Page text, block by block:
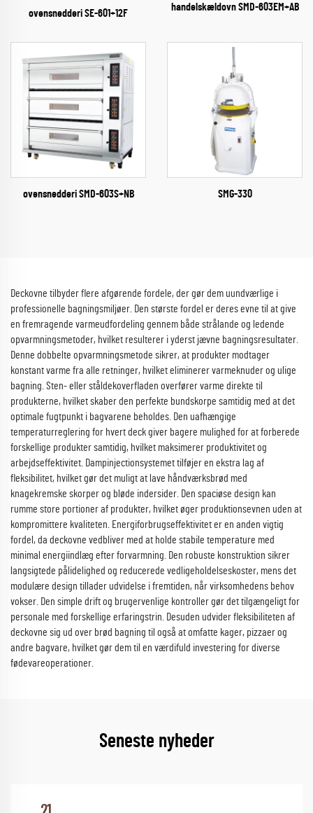
ovensnedderi​ SE-601+12F
handelskældovn SMD-603EM+AB
ovensnedderi​ SMD-603S+NB SMG-330
Deckovne tilbyder flere afgørende fordele, der gør dem uundværlige i
professionelle bagningsmiljøer. Den største fordel er deres evne til at give
en fremragende varmeudfordeling gennem både strålande og ledende
opvarmningsmetoder, hvilket resulterer i yderst jævne bagningsresultater.
Denne dobbelte opvarmningsmetode sikrer, at produkter modtager
konstant varme fra alle retninger, hvilket eliminerer varmeknuder og ulige
bagning. Sten- eller ståldekoverfladen overfører varme direkte til
produkterne, hvilket skaber den perfekte bundskorpe samtidig med at det
optimale fugtpunkt i bagvarene beholdes. Den uafhængige
temperaturreglering for hvert deck giver bagere mulighed for at forberede
forskellige produkter samtidig, hvilket maksimerer produktivitet og
arbejdseffektivitet. Dampinjectionsystemet tilføjer en ekstra lag af
fleksibilitet, hvilket gør det muligt at lave håndværksbrød med
knagekremske skorper og bløde indersider. Den spaciøse design kan
rumme store portioner af produkter, hvilket øger produktionsevnen uden at
kompromittere kvaliteten. Energiforbrugseffektivitet er en anden vigtig
fordel, da deckovne vedbliver med at holde stabile temperature med
minimal energiindlæg efter forvarmning. Den robuste konstruktion sikrer
langsigtede pålidelighed og reducerede vedligeholdelseskoster, mens det
modulære design tillader udvidelse i fremtiden, når virksomhedens behov
vokser. Den simple drift og brugervenlige kontroller gør det tilgængeligt for
personale med forskellige erfaringstrin. Desuden udvider fleksibiliteten af
deckovne sig ud over brød bagning til også at omfatte kager, pizzaer og
andre bagvare, hvilket gør dem til en værdifuld investering for diverse
fødevareoperationer.
Seneste nyheder